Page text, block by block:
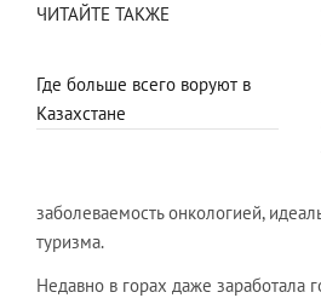
ЧИТАЙТЕ ТАКЖЕ
Где больше всего воруют в
Казахстане
заболеваемость онкологией,
туризма.
Недавно в горах даже заработала